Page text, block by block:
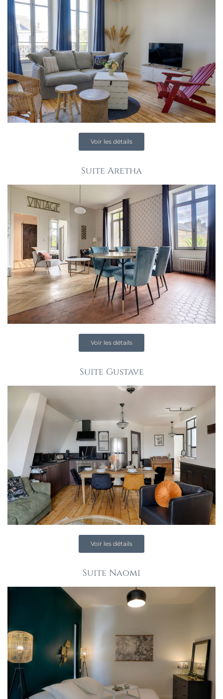
Voir les détails
Suite Aretha
Voir les détails
Suite Gustave
Voir les détails
Suite Naomi